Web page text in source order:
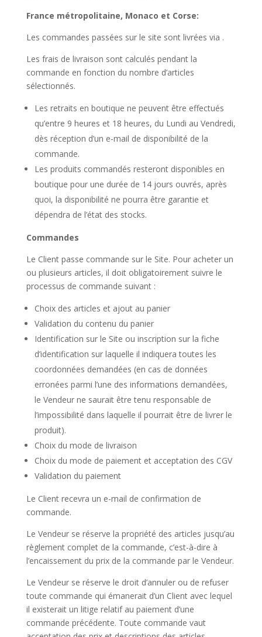
France métropolitaine, Monaco et Corse:
Les commandes passées sur le site sont livrées via .
Les frais de livraison sont calculés pendant la
commande en fonction du nombre d’articles
sélectionnés.
Les retraits en boutique ne peuvent être effectués
qu’entre 9 heures et 18 heures, du Lundi au Vendredi,
dès réception d’un e-mail de disponibilité de la
commande.
Les produits commandés resteront disponibles en
boutique pour une durée de 14 jours ouvrés, après
quoi, la disponibilité ne pourra être garantie et
dépendra de l’état des stocks.
Commandes
Le Client passe commande sur le Site. Pour acheter un
ou plusieurs articles, il doit obligatoirement suivre le
processus de commande suivant :
Choix des articles et ajout au panier
Validation du contenu du panier
Identification sur le Site ou inscription sur la fiche
d’identification sur laquelle il indiquera toutes les
coordonnées demandées (en cas de données
erronées parmi l’une des informations demandées,
le Vendeur ne saurait être tenu responsable de
l’impossibilité dans laquelle il pourrait être de livrer le
produit).
Choix du mode de livraison
Choix du mode de paiement et acceptation des CGV
Validation du paiement
Le Client recevra un e-mail de confirmation de
commande.
Le Vendeur se réserve la propriété des articles jusqu’au
règlement complet de la commande, c’est-à-dire à
l’encaissement du prix de la commande par le Vendeur.
Le Vendeur se réserve le droit d’annuler ou de refuser
toute commande qui émanerait d’un Client avec lequel
il existerait un litige relatif au paiement d’une
commande précédente. Toute commande vaut